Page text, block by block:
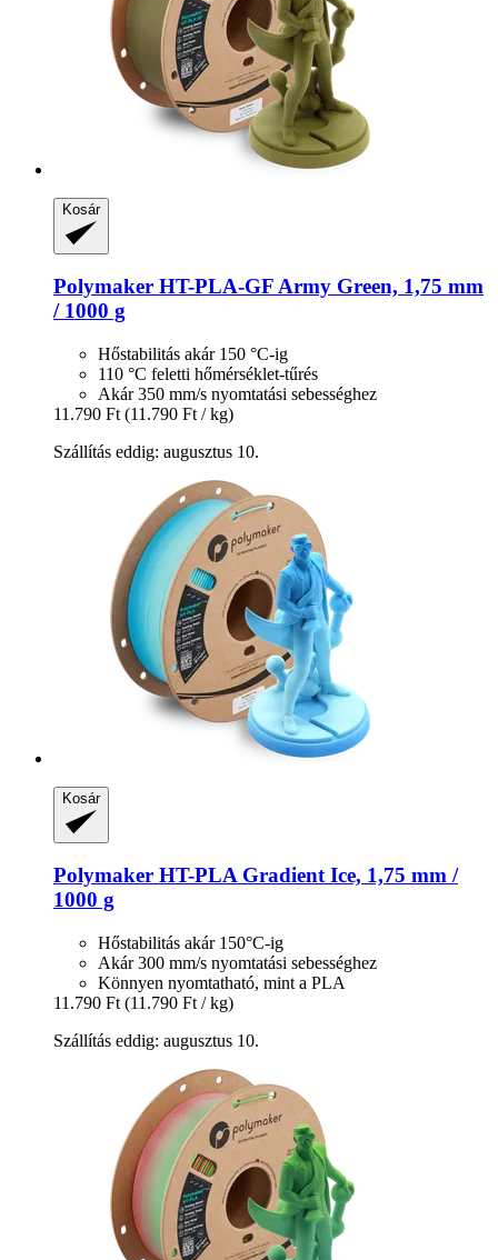
Kosár
Polymaker HT-​PLA-​GF Army Green, 1,75 mm
/ 1000 g
Hőstabilitás akár 150 °C-ig
110 °C feletti hőmérséklet-tűrés
Akár 350 mm/s nyomtatási sebességhez
11.790 Ft (11.790 Ft / kg)
Szállítás eddig: augusztus 10.
Kosár
Polymaker HT-​PLA Gradient Ice, 1,75 mm /
1000 g
Hőstabilitás akár 150°C-ig
Akár 300 mm/s nyomtatási sebességhez
Könnyen nyomtatható, mint a PLA
11.790 Ft (11.790 Ft / kg)
Szállítás eddig: augusztus 10.